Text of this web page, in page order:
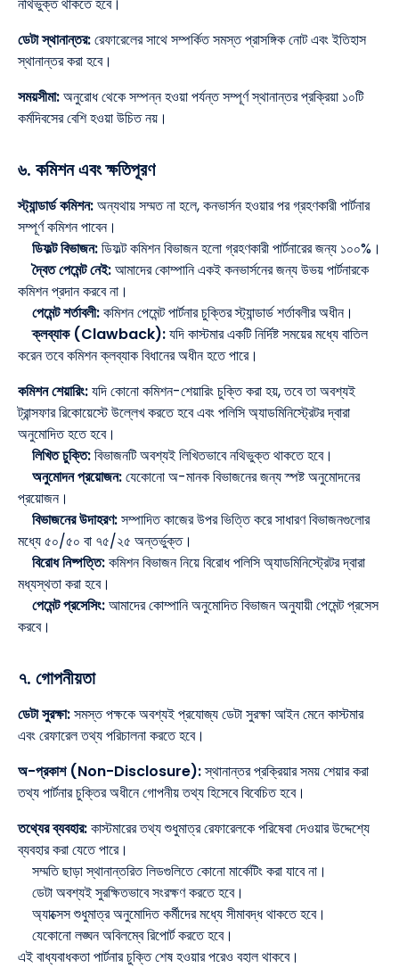
ডেটা স্থানান্তর:রেফারেলের সাথে সম্পর্কিত সমস্ত প্রাসঙ্গিক নোট এবং ইতিহাস
স্থানান্তর করা হবে।
সময়সীমা:অনুরোধ থেকে সম্পন্ন হওয়া পর্যন্ত সম্পূর্ণ স্থানান্তর প্রক্রিয়া ১০টি
কর্মদিবসের বেশি হওয়া উচিত নয়।
৬. কমিশন এবং ক্ষতিপূরণ
স্ট্যান্ডার্ড কমিশন:অন্যথায় সম্মত না হলে, কনভার্সন হওয়ার পর গ্রহণকারী পার্টনার
সম্পূর্ণ কমিশন পাবেন।
ডিফল্ট বিভাজন:ডিফল্ট কমিশন বিভাজন হলো গ্রহণকারী পার্টনারের জন্য ১০০%।
দ্বৈত পেমেন্ট নেই:আমাদের কোম্পানি একই কনভার্সনের জন্য উভয় পার্টনারকে
কমিশন প্রদান করবে না।
পেমেন্ট শর্তাবলী:কমিশন পেমেন্ট পার্টনার চুক্তির স্ট্যান্ডার্ড শর্তাবলীর অধীন।
ক্লব্যাক (Clawback):যদি কাস্টমার একটি নির্দিষ্ট সময়ের মধ্যে বাতিল
করেন তবে কমিশন ক্লব্যাক বিধানের অধীন হতে পারে।
কমিশন শেয়ারিং:যদি কোনো কমিশন-শেয়ারিং চুক্তি করা হয়, তবে তা অবশ্যই
ট্রান্সফার রিকোয়েস্টে উল্লেখ করতে হবে এবং পলিসি অ্যাডমিনিস্ট্রেটর দ্বারা
অনুমোদিত হতে হবে।
লিখিত চুক্তি:বিভাজনটি অবশ্যই লিখিতভাবে নথিভুক্ত থাকতে হবে।
অনুমোদন প্রয়োজন:যেকোনো অ-মানক বিভাজনের জন্য স্পষ্ট অনুমোদনের
প্রয়োজন।
বিভাজনের উদাহরণ:সম্পাদিত কাজের উপর ভিত্তি করে সাধারণ বিভাজনগুলোর
মধ্যে ৫০/৫০ বা ৭৫/২৫ অন্তর্ভুক্ত।
বিরোধ নিষ্পত্তি:কমিশন বিভাজন নিয়ে বিরোধ পলিসি অ্যাডমিনিস্ট্রেটর দ্বারা
মধ্যস্থতা করা হবে।
পেমেন্ট প্রসেসিং:আমাদের কোম্পানি অনুমোদিত বিভাজন অনুযায়ী পেমেন্ট প্রসেস
করবে।
৭. গোপনীয়তা
ডেটা সুরক্ষা:সমস্ত পক্ষকে অবশ্যই প্রযোজ্য ডেটা সুরক্ষা আইন মেনে কাস্টমার
এবং রেফারেল তথ্য পরিচালনা করতে হবে।
অ-প্রকাশ (Non-Disclosure):স্থানান্তর প্রক্রিয়ার সময় শেয়ার করা
তথ্য পার্টনার চুক্তির অধীনে গোপনীয় তথ্য হিসেবে বিবেচিত হবে।
তথ্যের ব্যবহার:কাস্টমারের তথ্য শুধুমাত্র রেফারেলকে পরিষেবা দেওয়ার উদ্দেশ্যে
ব্যবহার করা যেতে পারে।
সম্মতি ছাড়া স্থানান্তরিত লিডগুলিতে কোনো মার্কেটিং করা যাবে না।
ডেটা অবশ্যই সুরক্ষিতভাবে সংরক্ষণ করতে হবে।
অ্যাক্সেস শুধুমাত্র অনুমোদিত কর্মীদের মধ্যে সীমাবদ্ধ থাকতে হবে।
যেকোনো লঙ্ঘন অবিলম্বে রিপোর্ট করতে হবে।
এই বাধ্যবাধকতা পার্টনার চুক্তি শেষ হওয়ার পরেও বহাল থাকবে।